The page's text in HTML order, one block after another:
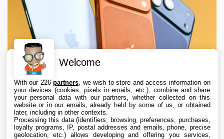
Welcome
With our 226partners , we wish to store and access information on
your devices (cookies, pixels in emails, etc.), combine and share
your personal data with our partners, whether collected on this
website or in our emails, already held by some of us, or obtained
later, including in other contexts.
Processing this data (identifiers, browsing, preferences, purchases,
loyalty programs, IP, postal addresses and emails, phone, precise
geolocation, etc.) allows developing and offering you services,